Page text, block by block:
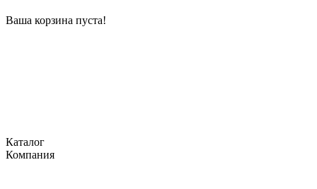
Ваша корзина пуста!
Каталог
Компания